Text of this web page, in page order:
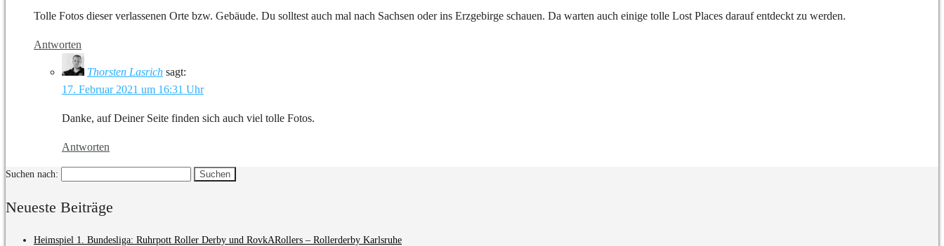
Tolle Fotos dieser verlassenen Orte bzw. Gebäude. Du solltest auch mal nach Sachsen oder ins Erzgebirge schauen. Da warten auch einige tolle Lost Places darauf entdeckt zu werden.
Antworten
Thorsten Lasrich sagt:
17. Februar 2021 um 16:31 Uhr
Danke, auf Deiner Seite finden sich auch viel tolle Fotos.
Antworten
Suchen nach:
Neueste Beiträge
Heimspiel 1. Bundesliga: Ruhrpott Roller Derby und RovkARollers – Rollerderby Karlsruhe